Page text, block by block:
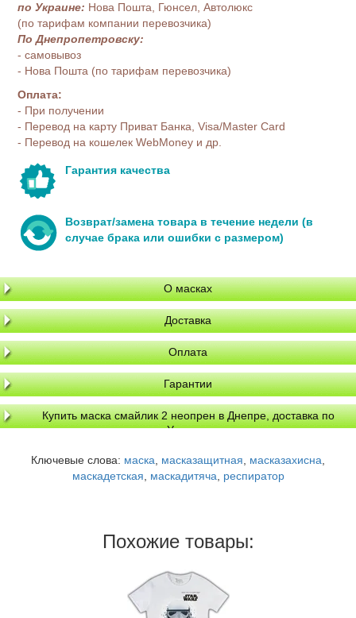
по Украине: Нова Пошта, Гюнсел, Автолюкс
(по тарифам компании перевозчика)
По Днепропетровску:
- самовывоз
- Нова Пошта (по тарифам перевозчика)
Оплата:
- При получении
- Перевод на карту Приват Банка, Visa/Master Card
- Перевод на кошелек WebMoney и др.
Гарантия качества
Возврат/замена товара в течение недели (в
случае брака или ошибки с размером)
О масках
Доставка
Оплата
Гарантии
Купить маска смайлик 2 неопрен в Днепре, доставка по
Украине
Ключевые слова: маска масказащитная масказахисна
маскадетская
маскадитяча респиратор
Похожие товары: